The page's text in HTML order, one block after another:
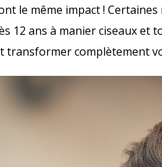
le même impact !
12 ans à manier ciseaux et
transformer complètement